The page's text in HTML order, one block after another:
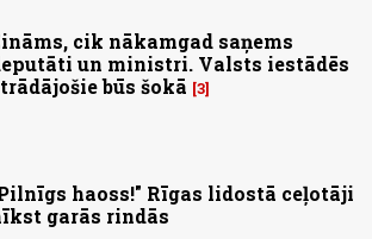
cik nākamgad saņems
un ministri. Valsts iestādēs
būs šokā 3
haoss!" Rīgas lidostā ceļotāji
garās rindās